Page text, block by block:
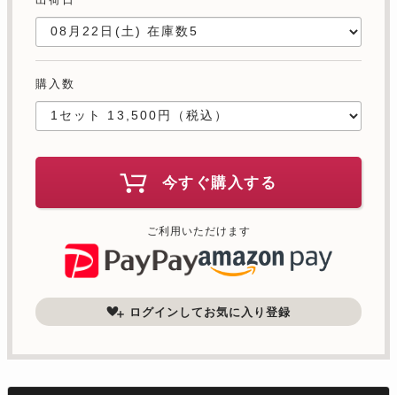
購入数
今すぐ購入する
ご利用いただけます
ログインしてお気に入り登録